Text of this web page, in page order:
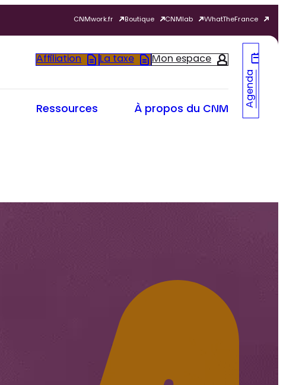
CNMwork.fr Boutique CNMlab WhatTheFrance
Affiliation La taxe Mon espace
Ressources À propos du CNM
Agenda